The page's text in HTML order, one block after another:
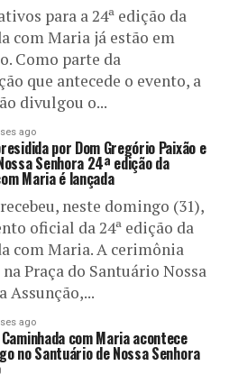
para a 24ª edição da
com Maria já estão em
Como parte da
que antecede o evento, a
divulgou o...
ago
por Dom Gregório Paixão e
Senhora 24ª edição da
Maria é lançada
neste domingo (31),
oficial da 24ª edição da
com Maria. A cerimônia
Praça do Santuário Nossa
Assunção,...
ago
com Maria acontece
no Santuário de Nossa Senhora